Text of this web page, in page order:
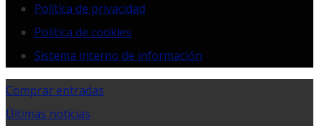
Política de privacidad
Política de cookies
Sistema interno de información
Comprar entradas
Últimas noticias